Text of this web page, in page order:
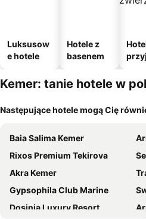
Luksusow
e hotele
Hotele z
basenem
m
Kemer: tanie hotele w
Następujące hotele mogą Cię
Baia Salima Kemer
Rixos Premium Tekirova
Akra Kemer
Gypsophila Club Marine
Dosinia Luxury Resort